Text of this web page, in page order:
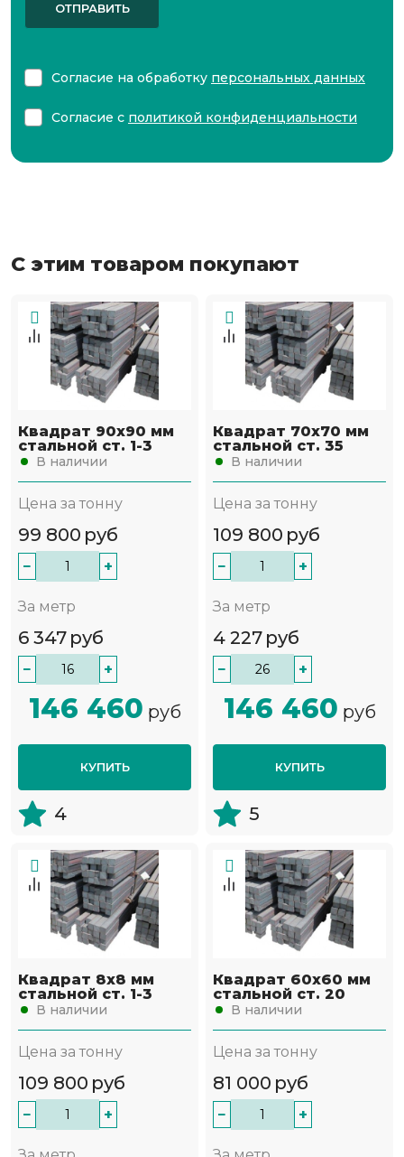
ОТПРАВИТЬ
Согласие на обработку персональных данных
Согласие с политикой конфиденциальности
С этим товаром покупают
Квадрат 90х90 мм
стальной ст. 1-3
В наличии
Цена за тонну
99 800 руб
− +
За метр
6 347 руб
− +
146 460 руб
КУПИТЬ
4
Квадрат 70х70 мм
стальной ст. 35
В наличии
Цена за тонну
109 800 руб
− +
За метр
4 227 руб
− +
146 460 руб
КУПИТЬ
5
Квадрат 8х8 мм
стальной ст. 1-3
В наличии
Цена за тонну
109 800 руб
− +
Квадрат 60х60 мм
стальной ст. 20
В наличии
Цена за тонну
81 000 руб
− +